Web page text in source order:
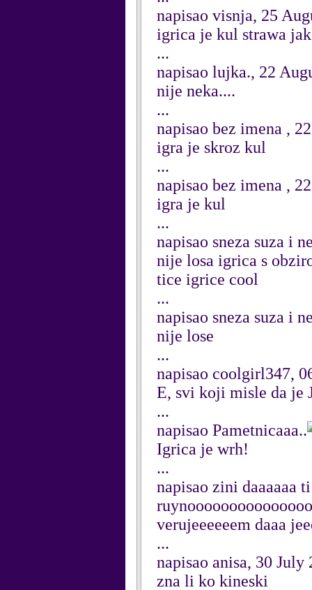
napisao visnja, 25
igrica je kul strawa
...
napisao lujka., 22
nije neka....
...
napisao bez imena ,
igra je skroz kul
...
napisao bez imena ,
igra je kul
...
napisao sneza suza i
nije losa igrica s
tice igrice cool
...
napisao sneza suza i
nije lose
...
napisao coolgirl347,
E, svi koji misle da je
...
napisao Pametnicaaa..
Igrica je wrh!
...
napisao zini daaaaaa
verujeeeeeem daaa
...
napisao anisa, 30 July
zna li ko kineski